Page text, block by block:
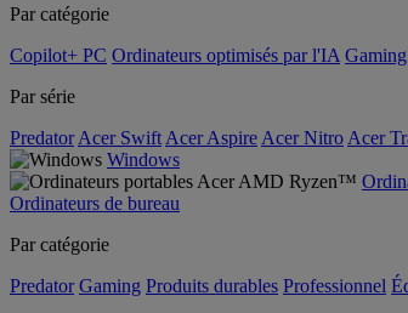
Par catégorie
Copilot+ PC Ordinateurs optimisés par l'IA Gaming
Par série
Predator Acer Swift Acer Aspire Acer Nitro Acer
Windows
Ordinateurs de bureau
Par catégorie
Predator Gaming Produits durables Professionnel